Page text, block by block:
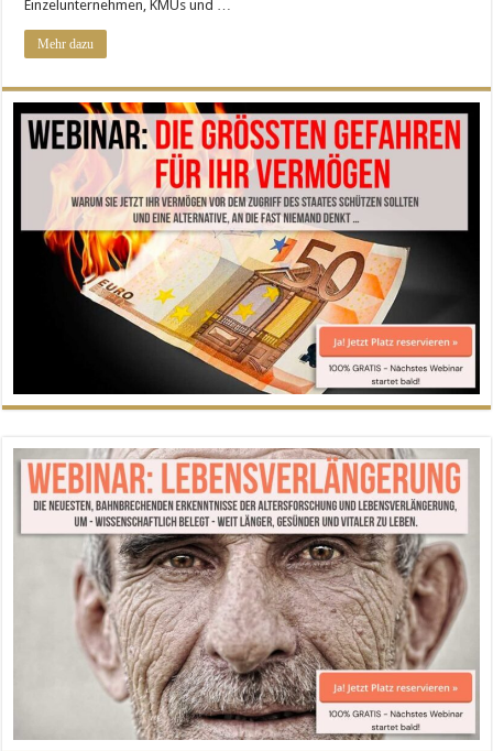
Einzelunternehmen, KMUs und …
Mehr dazu